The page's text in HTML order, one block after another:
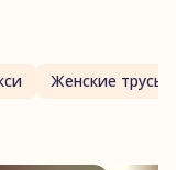
Женские трусы